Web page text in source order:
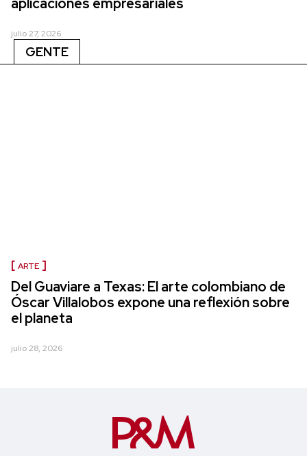
julio 27, 2026
GENTE
ARTE
Del Guaviare a Texas: El arte colombiano de
Óscar Villalobos expone una reflexión sobre
el planeta
julio 28, 2026